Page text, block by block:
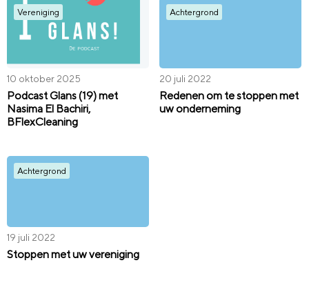
Vereniging
10 oktober 2025
Podcast Glans (19) met
Nasima El Bachiri,
BFlexCleaning
Achtergrond
20 juli 2022
Redenen om te stoppen met
uw onderneming
Achtergrond
19 juli 2022
Stoppen met uw vereniging